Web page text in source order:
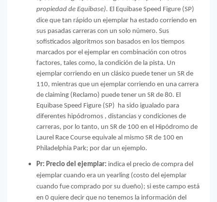
propiedad de Equibase). El Equibase Speed Figure (SP)
dice que tan rápido un ejemplar ha estado corriendo en
sus pasadas carreras con un solo número. Sus
sofisticados algoritmos son basados en los tiempos
marcados por el ejemplar en combinación con otros
factores, tales como, la condición de la pista. Un
ejemplar corriendo en un clásico puede tener un SR de
110, mientras que un ejemplar corriendo en una carrera
de claiming (Reclamo) puede tener un SR de 80. El
Equibase Speed Figure (SP) ha sido igualado para
diferentes hipódromos , distancias y condiciones de
carreras, por lo tanto, un SR de 100 en el Hipódromo de
Laurel Race Course equivale al mismo SR de 100 en
Philadelphia Park; por dar un ejemplo.
Pr: Precio del ejemplar: indica el precio de compra del
ejemplar cuando era un yearling (costo del ejemplar
cuando fue comprado por su dueño); si este campo está
en 0 quiere decir que no tenemos la información del